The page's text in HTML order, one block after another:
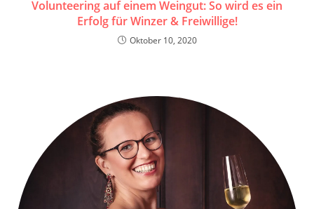
Volunteering auf einem Weingut: So wird es ein
Erfolg für Winzer & Freiwillige!
Oktober 10, 2020